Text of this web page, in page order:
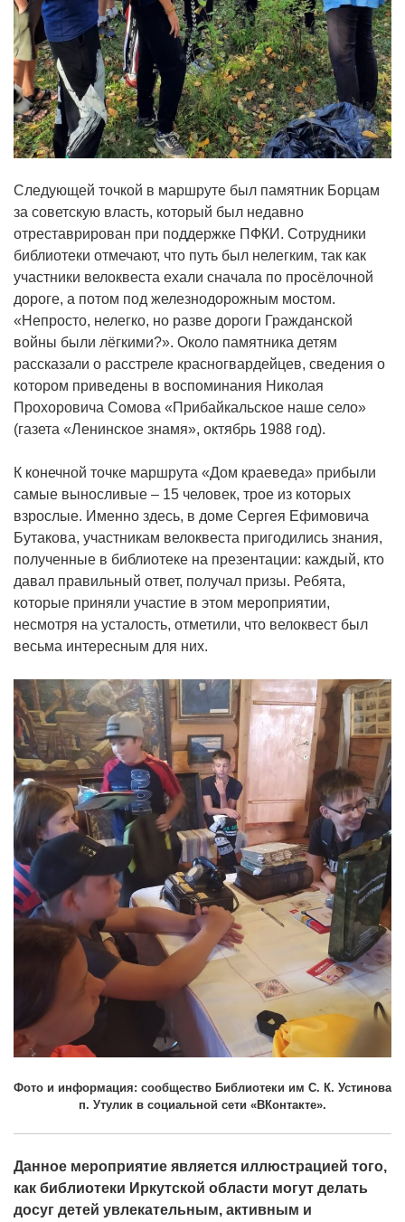
Следующей точкой в маршруте был памятник Борцам
за советскую власть, который был недавно
отреставрирован при поддержке ПФКИ. Сотрудники
библиотеки отмечают, что путь был нелегким, так как
участники велоквеста ехали сначала по просëлочной
дороге, а потом под железнодорожным мостом.
«Непросто, нелегко, но разве дороги Гражданской
войны были лëгкими?». Около памятника детям
рассказали о расстреле красногвардейцев, сведения о
котором приведены в воспоминания Николая
Прохоровича Сомова «Прибайкальское наше село»
(газета «Ленинское знамя», октябрь 1988 год).
К конечной точке маршрута «Дом краеведа» прибыли
самые выносливые – 15 человек, трое из которых
взрослые. Именно здесь, в доме Сергея Ефимовича
Бутакова, участникам велоквеста пригодились знания,
полученные в библиотеке на презентации: каждый, кто
давал правильный ответ, получал призы. Ребята,
которые приняли участие в этом мероприятии,
несмотря на усталость, отметили, что велоквест был
весьма интересным для них.
Фото и информация: сообщество Библиотеки им С. К. Устинова
п. Утулик в социальной сети «ВКонтакте».
Данное мероприятие является иллюстрацией того,
как библиотеки Иркутской области могут делать
досуг детей увлекательным, активным и